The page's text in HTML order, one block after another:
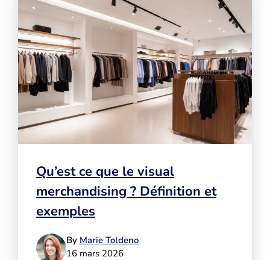
Qu’est ce que le visual
merchandising ? Définition et
exemples
By Marie Toldeno
16 mars 2026